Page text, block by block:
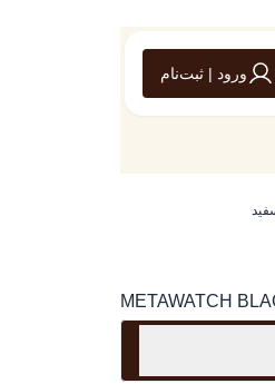
ورود | ثبت‌نام
METAWATCH